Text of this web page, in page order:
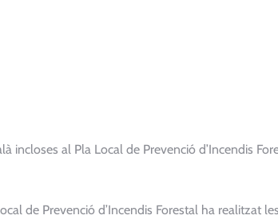
incloses al Pla Local de Prevenció d’Incendis
de Prevenció d’Incendis Forestal ha realitzat